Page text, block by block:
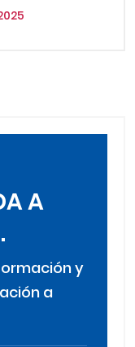
A
y
a